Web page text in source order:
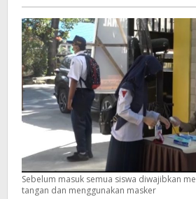
di
Sekolah
Beri
Kabar
Sebelum masuk semua siswa diwajibkan
tangan dan menggunakan masker